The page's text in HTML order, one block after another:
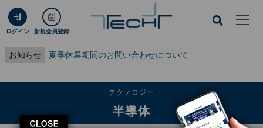
ログイン 新規会員登録
お知らせ 夏季休業期間のお問い合わせについて
CLOSE
テクノロジー
半導体